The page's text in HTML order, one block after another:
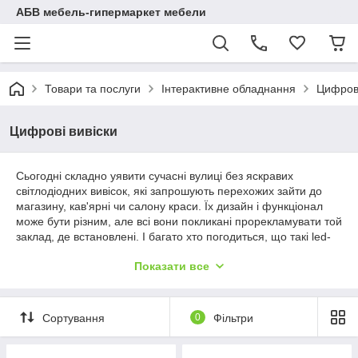
АБВ мебель-гипермаркет мебели
Товари та послуги Інтерактивне обладнання
Цифрові вивіски
Сьогодні складно уявити сучасні вулиці без яскравих
світлодіодних вивісок, які запрошують перехожих зайти до
магазину, кав'ярні чи салону краси. Їх дизайн і функціонал
може бути різним, але всі вони покликані прорекламувати той
заклад, де встановлені. І багато хто погодиться, що такі led-
покупцем. І це не лише назва чи електронна адреса сайту.
До того ж, правильно підібраний та встановлений led-екран
Показати все
Сортування 0 Фільтри